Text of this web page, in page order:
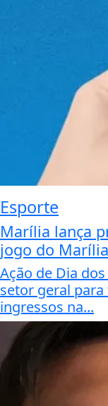
Esporte
Marília lança
jogo do
Ação de Dia
setor geral
ingressos na...